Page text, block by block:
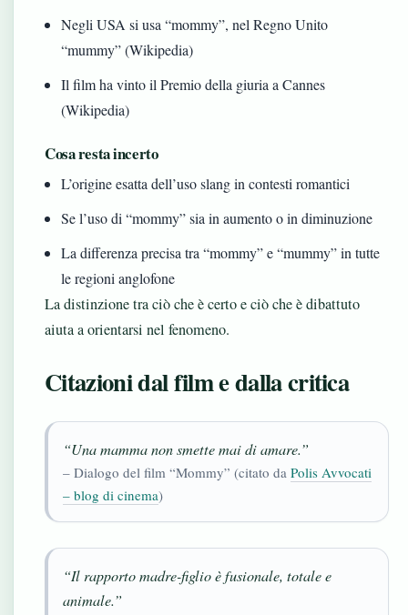
Negli USA si usa “mommy”, nel Regno Unito
“mummy” (Wikipedia)
Il film ha vinto il Premio della giuria a Cannes
(Wikipedia)
Cosa resta incerto
L’origine esatta dell’uso slang in contesti romantici
Se l’uso di “mommy” sia in aumento o in diminuzione
La differenza precisa tra “mommy” e “mummy” in tutte
le regioni anglofone
La distinzione tra ciò che è certo e ciò che è dibattuto
aiuta a orientarsi nel fenomeno.
Citazioni dal film e dalla critica
“Una mamma non smette mai di amare.”
– Dialogo del film “Mommy” (citato da Polis Avvocati
– blog di cinema)
“Il rapporto madre-figlio è fusionale, totale e
animale.”